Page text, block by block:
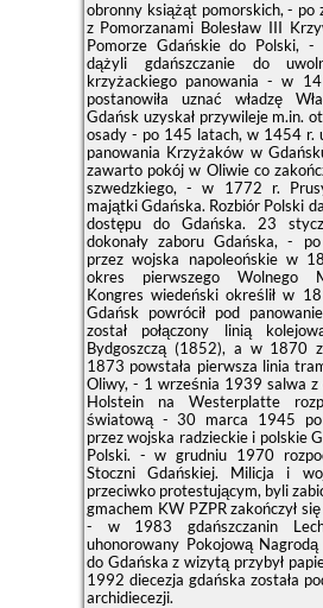
obronny książąt pomorskich, - po
z Pomorzanami Bolesław III
Pomorze Gdańskie do Polski, -
dążyli gdańszczanie do
krzyżackiego panowania - w
postanowiła uznać władzę
Gdańsk uzyskał przywileje m.in.
osady - po 145 latach, w 1454 r.
panowania Krzyżaków w
zawarto pokój w Oliwie co
szwedzkiego, - w 1772 r.
majątki Gdańska. Rozbiór Polski
dostępu do Gdańska. 23
dokonały zaboru Gdańska, -
przez wojska napoleońskie w
okres pierwszego Wolnego
Kongres wiedeński określił w
Gdańsk powrócił pod
został połączony linią
Bydgoszczą (1852), a w 1870
1873 powstała pierwsza linia
Oliwy, - 1 września 1939 salwa z
Holstein na Westerplatte
światową - 30 marca 1945 po
przez wojska radzieckie i polskie
Polski. - w grudniu 1970
Stoczni Gdańskiej. Milicja i
przeciwko protestującym, byli
gmachem KW PZPR zakończył
- w 1983 gdańszczanin Lech
uhonorowany Pokojową
do Gdańska z wizytą przybył
1992 diecezja gdańska została
archidiecezji.